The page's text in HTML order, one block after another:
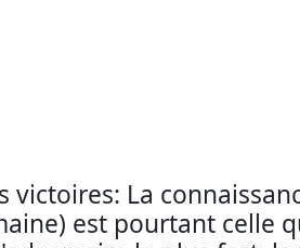
victoires: La
est pourtant celle